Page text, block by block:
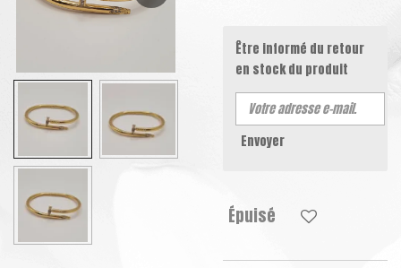
Être informé du retour
en stock du produit
Envoyer
Épuisé